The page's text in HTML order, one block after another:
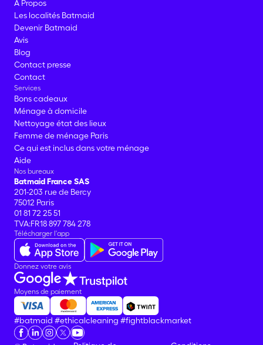
À Propos
Les localités Batmaid
Devenir Batmaid
Avis
Blog
Contact presse
Contact
Services
Bons cadeaux
Ménage à domicile
Nettoyage état des lieux
Femme de ménage Paris
Ce qui est inclus dans votre ménage
Aide
Nos bureaux
Batmaid France SAS
201-203 rue de Bercy
75012 Paris
01 81 72 25 51
TVA:FR18 897 784 278
Télécharger l'app
Donnez votre avis
Moyens de paiement
#batmaid #ethicalcleaning #fightblackmarket